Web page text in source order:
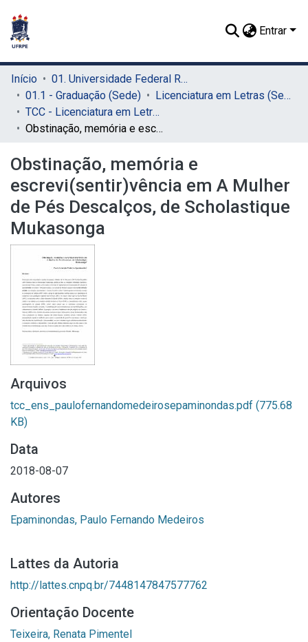
Entrar
Início
01. Universidade Federal Rural de Pernambuco - UFRPE (Sede)
01.1 - Graduação (Sede)
Licenciatura em Letras (Sede)
TCC - Licenciatura em Letras (Sede)
Obstinação, memória e escrevi(sentir)vência em A Mulher de Pés Descalços, de Scholastique Mukasonga
Obstinação, memória e
escrevi(sentir)vência em A Mulher
de Pés Descalços, de Scholastique
Mukasonga
Arquivos
tcc_ens_paulofernandomedeirosepaminondas.pdf (775.68
KB)
Data
2018-08-07
Autores
Epaminondas, Paulo Fernando Medeiros
Lattes da Autoria
http://lattes.cnpq.br/7448147847577762
Orientação Docente
Teixeira, Renata Pimentel